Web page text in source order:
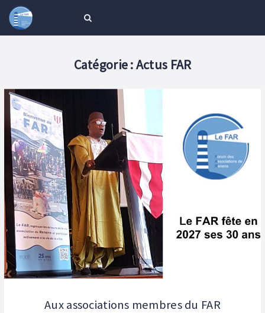
Catégorie :Actus FAR
Aux associations membres du FAR